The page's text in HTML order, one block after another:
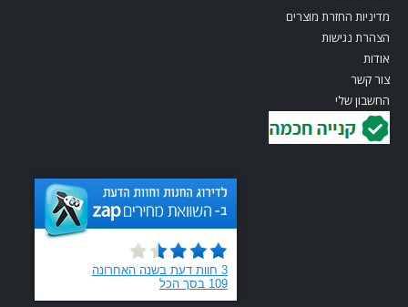
מדיניות החזרת מוצרים
הצהרת נגישות
אודות
צור קשר
החשבון שלי